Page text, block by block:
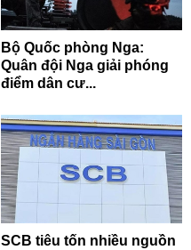
Bộ Quốc phòng Nga:
Quân đội Nga giải phóng
điểm dân cư...
SCB tiêu tốn nhiều nguồn